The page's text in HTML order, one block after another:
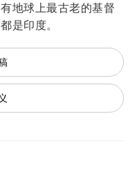
地球上最古老的基督
是印度。